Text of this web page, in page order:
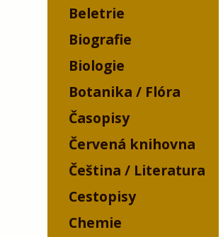
Beletrie
Biografie
Biologie
Botanika / Flóra
Časopisy
Červená knihovna
Čeština / Literatura
Cestopisy
Chemie